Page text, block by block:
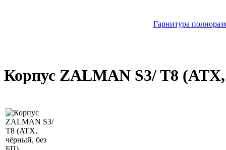
Гарнитура
Корпус ZALMAN S3/ T8